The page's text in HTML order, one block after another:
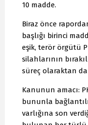
10 madde.
Biraz önce
başlığı birinci
eşik, terör örgütü
silahlarının
süreç olaraktan
Kanunun amacı:
bununla
varlığına son